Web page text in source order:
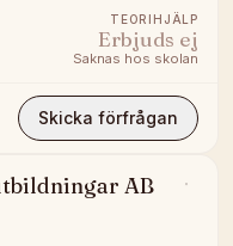
TEORIHJÄLP
Erbjuds ej
Saknas hos skolan
Skicka förfrågan
AB